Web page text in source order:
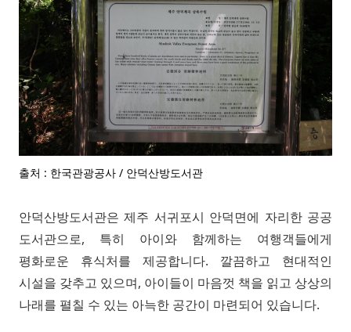
출처 : 한국관광공사 / 안덕산방도서관
안덕산방도서관은 제주 서귀포시 안덕면에 자리한 공공
도서관으로, 특히 아이와 함께하는 여행객들에게
평화로운 휴식처를 제공합니다. 깔끔하고 현대적인
시설을 갖추고 있으며, 아이들이 마음껏 책을 읽고 상상의
나래를 펼칠 수 있는 아늑한 공간이 마련되어 있습니다.